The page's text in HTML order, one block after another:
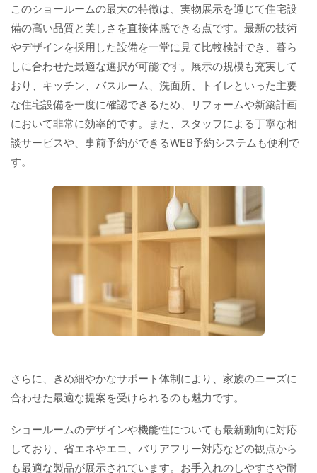
このショールームの最大の特徴は、実物展示を通じて住宅設
備の高い品質と美しさを直接体感できる点です。最新の技術
やデザインを採用した設備を一堂に見て比較検討でき、暮ら
しに合わせた最適な選択が可能です。展示の規模も充実して
おり、キッチン、バスルーム、洗面所、トイレといった主要
な住宅設備を一度に確認できるため、リフォームや新築計画
において非常に効率的です。また、スタッフによる丁寧な相
談サービスや、事前予約ができるWEB予約システムも便利で
す。
さらに、きめ細やかなサポート体制により、家族のニーズに
合わせた最適な提案を受けられるのも魅力です。
ショールームのデザインや機能性についても最新動向に対応
しており、省エネやエコ、バリアフリー対応などの観点から
も最適な製品が展示されています。お手入れのしやすさや耐